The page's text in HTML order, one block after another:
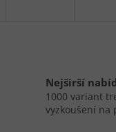
Nejširší
1000 variant
vyzkoušení na